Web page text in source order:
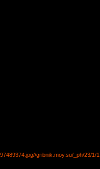
//gribnik.moy.su/_ph/23/1/